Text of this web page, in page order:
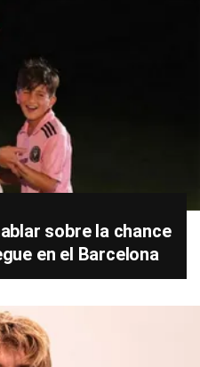
sobre la chance
en el Barcelona